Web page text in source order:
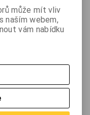
může mít vliv
naším webem,
vám nabídku